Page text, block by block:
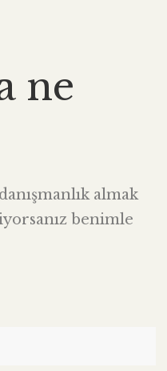
ne
almak
benimle